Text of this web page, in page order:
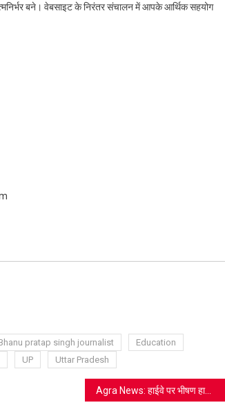
बने। वेबसाइट के निरंतर संचालन में आपके आर्थिक सहयोग
pratap singh journalist
Education
UP Uttar Pradesh
Agra News: हाईवे पर भीषण हादसा, ट्रक ने बुलेट सवार युवक को पीछे से कुचला, मौके पर ही दर्दनाक मौत